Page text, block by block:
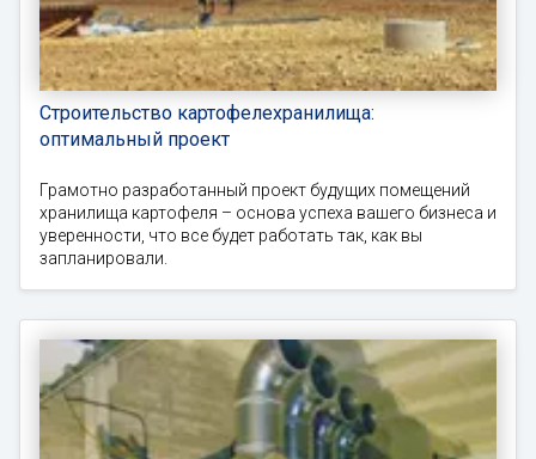
Строительство картофелехранилища:
оптимальный проект
Грамотно разработанный проект будущих помещений
хранилища картофеля – основа успеха вашего бизнеса и
уверенности, что все будет работать так, как вы
запланировали.